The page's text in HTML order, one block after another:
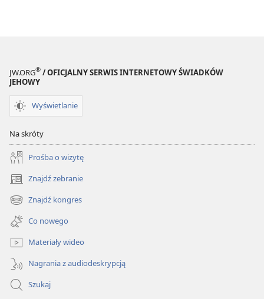
JW.ORG® / OFICJALNY SERWIS INTERNETOWY ŚWIADKÓW
JEHOWY
Wyświetlanie
Na skróty
Prośba o wizytę
Znajdź zebranie
(opens
new
window)
Znajdź kongres
(opens
new
window)
Co nowego
Materiały wideo
Nagrania z audiodeskrypcją
Szukaj